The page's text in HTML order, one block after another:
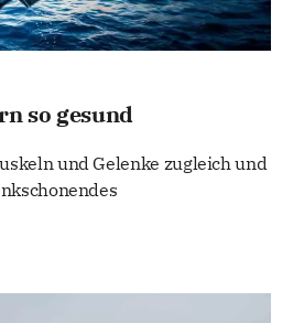
so gesund
und Gelenke zugleich und